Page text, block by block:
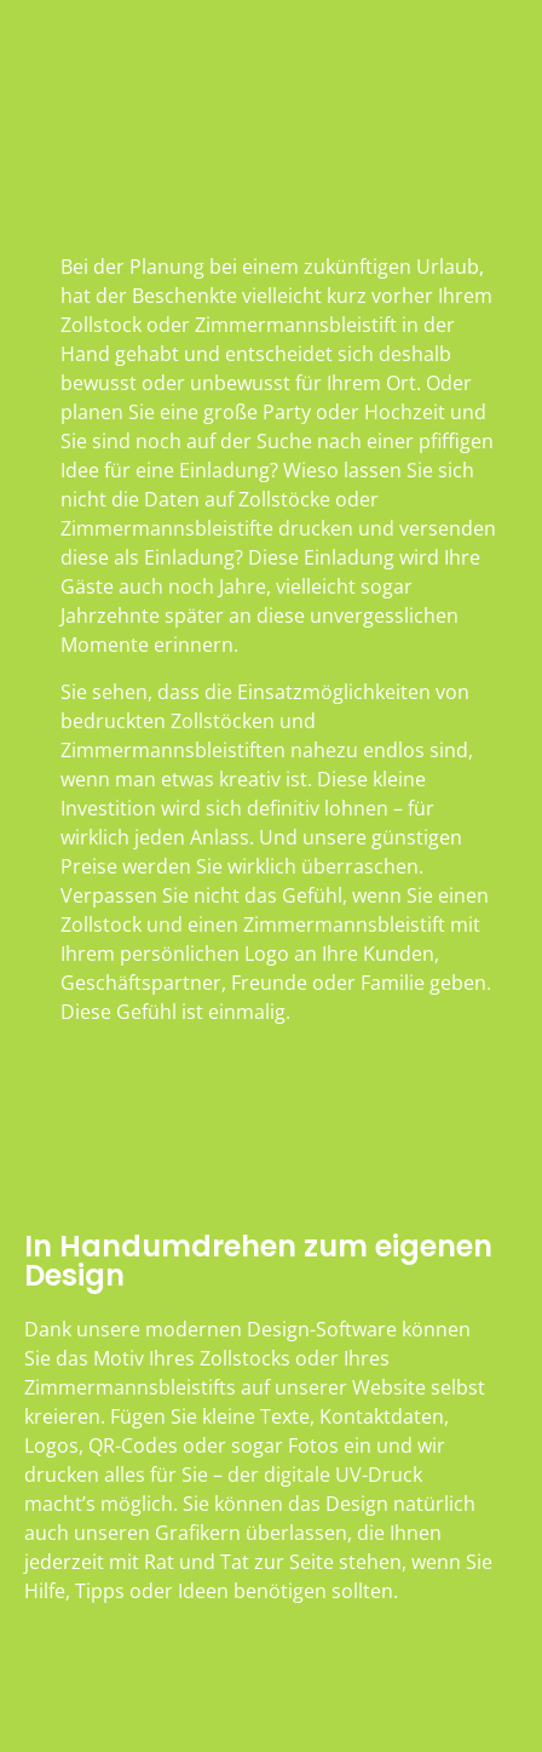
Bei der Planung bei einem zukünftigen Urlaub,
hat der Beschenkte vielleicht kurz vorher Ihrem
Zollstock oder Zimmermannsbleistift in der
Hand gehabt und entscheidet sich deshalb
bewusst oder unbewusst für Ihrem Ort. Oder
planen Sie eine große Party oder Hochzeit und
Sie sind noch auf der Suche nach einer pfiffigen
Idee für eine Einladung? Wieso lassen Sie sich
nicht die Daten auf Zollstöcke oder
Zimmermannsbleistifte drucken und versenden
diese als Einladung? Diese Einladung wird Ihre
Gäste auch noch Jahre, vielleicht sogar
Jahrzehnte später an diese unvergesslichen
Momente erinnern.
Sie sehen, dass die Einsatzmöglichkeiten von
bedruckten Zollstöcken und
Zimmermannsbleistiften nahezu endlos sind,
wenn man etwas kreativ ist. Diese kleine
Investition wird sich definitiv lohnen – für
wirklich jeden Anlass. Und unsere günstigen
Preise werden Sie wirklich überraschen.
Verpassen Sie nicht das Gefühl, wenn Sie einen
Zollstock und einen Zimmermannsbleistift mit
Ihrem persönlichen Logo an Ihre Kunden,
Geschäftspartner, Freunde oder Familie geben.
Diese Gefühl ist einmalig.
In Handumdrehen zum eigenen
Design
Dank unsere modernen Design-Software können
Sie das Motiv Ihres Zollstocks oder Ihres
Zimmermannsbleistifts auf unserer Website selbst
kreieren. Fügen Sie kleine Texte, Kontaktdaten,
Logos, QR-Codes oder sogar Fotos ein und wir
drucken alles für Sie – der digitale UV-Druck
macht’s möglich. Sie können das Design natürlich
auch unseren Grafikern überlassen, die Ihnen
jederzeit mit Rat und Tat zur Seite stehen, wenn Sie
Hilfe, Tipps oder Ideen benötigen sollten.